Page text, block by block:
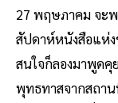
27 พฤษภาคม จะ
สัปดาห์หนังสือแห่ง
สนใจก็ลองมาพูดคุ
พุทธทาสจากสถาน